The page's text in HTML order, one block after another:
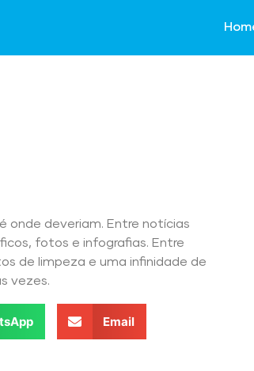
onde deveriam. Entre notícias
fotos e infografias. Entre
de limpeza e uma infinidade de
vezes.
Email